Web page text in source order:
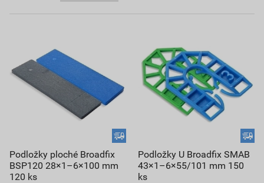
Podložky ploché Broadfix
BSP120 28×1–6×100 mm
120 ks
Podložky U Broadfix SMAB
43×1–6×55/101 mm 150
ks